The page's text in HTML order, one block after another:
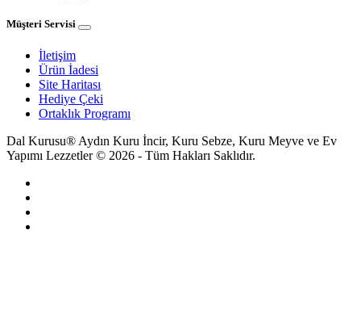
Müşteri Servisi
İletişim
Ürün İadesi
Site Haritası
Hediye Çeki
Ortaklık Programı
Dal Kurusu® Aydın Kuru İncir, Kuru Sebze, Kuru Meyve ve Ev
Yapımı Lezzetler © 2026 - Tüm Hakları Saklıdır.